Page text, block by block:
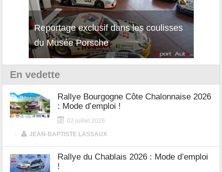
Découverte de la nouvelle Ferrari
12Cilindri Manuale
En vedette
Rallye Bourgogne Côte Chalonnaise 2026
: Mode d’emploi !
02 juillet 2026
JEAN-BAPTISTE LASSAUX
Rallye du Chablais 2026 : Mode d’emploi
!